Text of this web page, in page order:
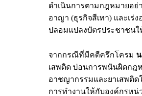
ดำเนินการตามกฎหมายอ
อาญา (ธุรกิจสีเทา) และเร่
ปลอมแปลงบัตรประชาชนใ
จากกรณีที่มีคดีครึกโครม
เสพติด บ่อนการพนันผิดกฎ
อาชญากรรมและยาเสพติ
การทำงานให้กับองค์กรหน่